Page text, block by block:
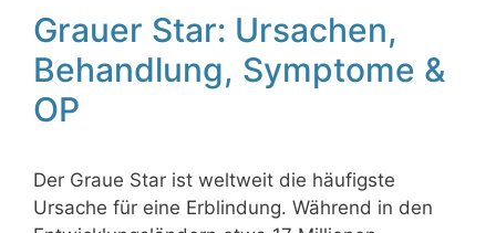
Grauer Star: Ursachen,
Behandlung, Symptome &
OP
Der Graue Star ist weltweit die häufigste
Ursache für eine Erblindung. Während in den